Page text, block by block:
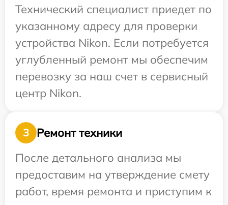
Технический специалист приедет по
указанному адресу для проверки
устройства Nikon. Если потребуется
углубленный ремонт мы обеспечим
перевозку за наш счет в сервисный
центр Nikon.
3
Ремонт техники
После детального анализа мы
предоставим на утверждение смету
работ, время ремонта и приступим к